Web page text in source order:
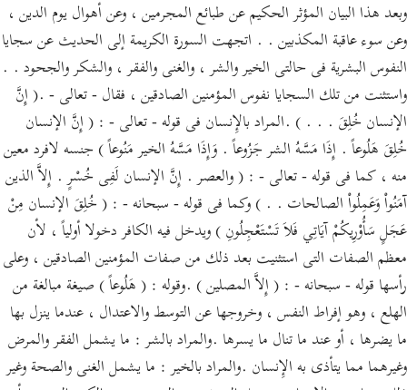
وبعد هذا البيان المؤثر الحكيم عن طبائع المجرمين ، وعن أهوال يوم الدين ،
وعن سوء عاقبة المكذبين . . اتجهت السورة الكريمة إلى الحديث عن سجايا
النفوس البشرية فى حالتى الخير والشر ، والغنى والفقر ، والشكر والجحود . .
واستثنت من تلك السجايا نفوس المؤمنين الصادقين ، فقال - تعالى - .( إِنَّ
الإنسان خُلِقَ . . . ) .المراد بالإِنسان فى قوله - تعالى - : ( إِنَّ الإنسان
خُلِقَ هَلُوعاً . إِذَا مَسَّهُ الشر جَزُوعاً . وَإِذَا مَسَّهُ الخير مَنُوعاً ) جنسه لافرد معين
منه ، كما فى قوله - تعالى - : ( والعصر . إِنَّ الإنسان لَفِى خُسْرٍ . إِلاَّ الذين
آمَنُواْ وَعَمِلُواْ الصالحات . . ) وكما فى قوله - سبحانه - : ( خُلِقَ الإنسان مِنْ
عَجَلٍ سَأُوْرِيكُمْ آيَاتِي فَلاَ تَسْتَعْجِلُونِ ) ويدخل فيه الكافر دخولا أولياً ، لأن
معظم الصفات التى استثنيت بعد ذلك من صفات المؤمنين الصادقين ، وعلى
رأسها قوله - سبحانه - : ( إِلاَّ المصلين ) .وقوله : ( هَلُوعاً ) صيغة مبالغة من
الهلع ، وهو إفراط النفس ، وخروجها عن التوسط والاعتدال ، عندما ينزل بها
ما يضرها ، أو عند ما تنال ما يسرها .والمراد بالشر : ما يشمل الفقر والمرض
وغيرهما مما يتأذى به الإِنسان .والمراد بالخير : ما يشمل الغنى والصحة وغير